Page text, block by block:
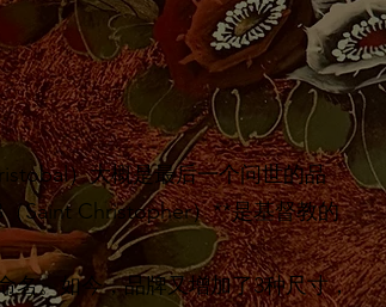
）大概是最后一个问世的品
Saint Christopher）**是基督教的
名。如今，品牌又增加了3种尺寸，